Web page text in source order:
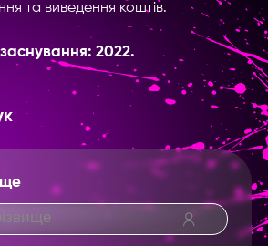
та виведення коштів.
заснування: 2022.